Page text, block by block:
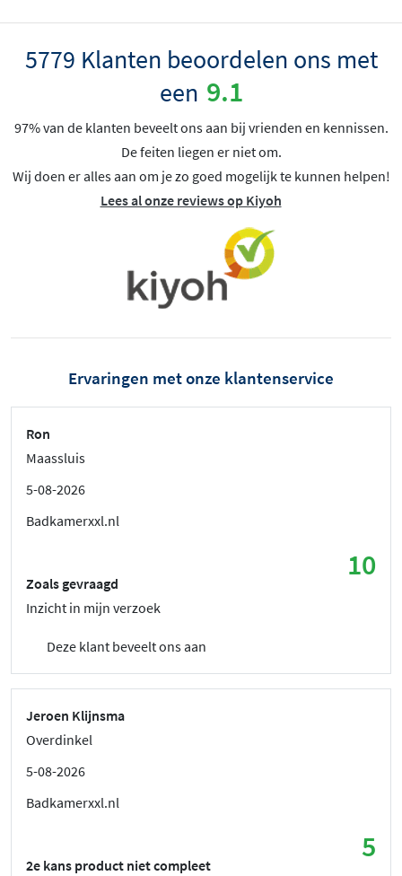
5779 Klanten beoordelen ons met
een 9.1
97% van de klanten beveelt ons aan bij vrienden en kennissen.
De feiten liegen er niet om.
Wij doen er alles aan om je zo goed mogelijk te kunnen helpen!
Lees al onze reviews op Kiyoh
Ervaringen met onze klantenservice
Ron
Maassluis
5-08-2026
Badkamerxxl.nl
10
Zoals gevraagd
Inzicht in mijn verzoek
Deze klant beveelt ons aan
Jeroen Klijnsma
Overdinkel
5-08-2026
Badkamerxxl.nl
5
2e kans product niet compleet